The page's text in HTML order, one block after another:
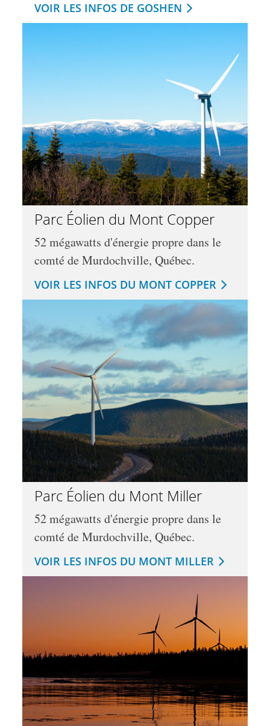
VOIR LES INFOS DE GOSHEN
Parc Éolien du Mont Copper
52 mégawatts d'énergie propre dans le
comté de Murdochville, Québec.
VOIR LES INFOS DU MONT COPPER
Parc Éolien du Mont Miller
52 mégawatts d'énergie propre dans le
comté de Murdochville, Québec.
VOIR LES INFOS DU MONT MILLER